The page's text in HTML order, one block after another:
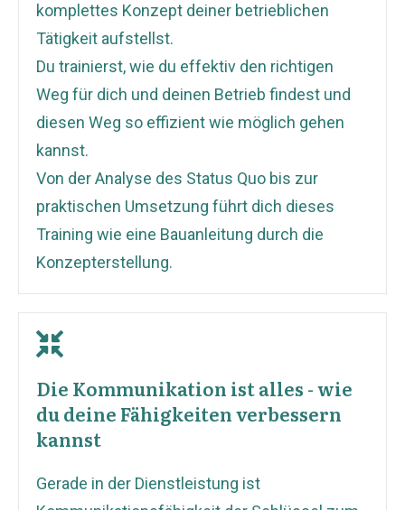
komplettes Konzept deiner betrieblichen
Tätigkeit aufstellst.
Du trainierst, wie du effektiv den richtigen
Weg für dich und deinen Betrieb findest und
diesen Weg so effizient wie möglich gehen
kannst.
Von der Analyse des Status Quo bis zur
praktischen Umsetzung führt dich dieses
Training wie eine Bauanleitung durch die
Konzepterstellung.
Die Kommunikation ist alles - wie
du deine Fähigkeiten verbessern
kannst
Gerade in der Dienstleistung ist